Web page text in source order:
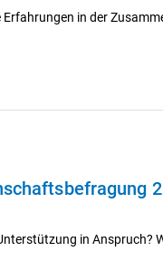
Erfahrungen in der
in Anspruch?